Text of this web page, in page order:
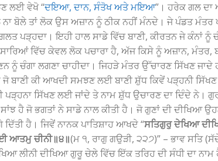
ਲਈ ਵੇਖੋ “ਦਇਆ, ਦਾਨ, ਸੰਤੋਖ ਅਤੇ ਮਇਆ”। ਹਰੇਕ ਗਲ ਦਾ
ਬੋਲੇ ਤਾਂ ਲੋਕ ਉਸ ਅਜ਼ਾਨ ਨੂੰ ਠੀਕ ਨਹੀਂ ਮੰਨਦੇ। ਜੇ ਪੰਡਤ ਮੰਤਰ
ਪੜ੍ਹਦਾ। ਇਹੀ ਹਾਲ ਸਾਡੇ ਵਿੱਚ ਬਾਣੀ, ਕੀਰਤਨ ਜੇ ਕੰਨਾਂ ਨੂੰ
ਵਿੱਚ ਕੇਵਲ ਲੋਕ ਪਚਾਰਾ ਹੈ, ਅੱਜ ਕਿਸੇ ਨੂੰ ਅਜ਼ਾਨ, ਮੰਤਰ,
ਚੰਗਾ ਲਗਣਾ ਚਾਹੀਦਾ। ਜਿਹੜੇ ਮੰਤਰ ਉੱਚਾਰਣ ਸਿੱਖਣ ਜਾਦੇ
ਬਾਣੀ ਕੀ ਆਖਦੀ ਸਮਝਣ ਲਈ ਬਾਣੀ ਸ਼ੁੱਧ ਕਿਵੇਂ ਪੜ੍ਹਨੀ ਸਿੱਖਣ
ਪੜ੍ਹਨਾ ਸਿੱਖਣ ਲਈ ਜਾਂਦੇ ਤੇ ਨਾਮ ਸ਼ੁੱਧ ਉਚਾਰਣ ਦਾ ਦਿੰਦੇ ਨੇ।
ਹੈ ਜੋ ਭਗਤਾਂ ਨੇ ਸਾਡੇ ਨਾਲ ਕੀਤੀ ਹੈ। ਜੋ ਗੁਣਾਂ ਦੀ ਦੀਖਿਆ
ਹੈ। ਜਿਵੇਂ ਨਾਨਕ ਪਾਤਿਸ਼ਾਹ ਆਖਦੇ “ਸਤਿਗੁਰੁ ਦੇਖਿਆ
ਆਤਮੁ ਚੀਨੀ॥੪॥(ਮ ੧, ਰਾਗੁ ਗਉੜੀ, ੨੨੭)” – ਭਾਵ ਸਤਿ
ਲੀਨੀ ਦੀਖਿਆ ਗੁਰੂ ਚੇਲੇ ਵਿੱਚ ਇੱਕ ਤਰਿਹ ਦੀ ਸੰਧੀ ਦਾ